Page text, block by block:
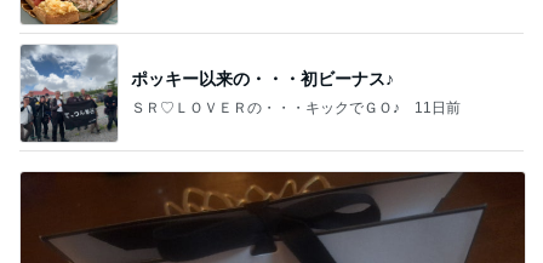
ポッキー以来の・・・初ビーナス♪
ＳＲ♡ＬＯＶＥＲの・・・キックでＧＯ♪ 11日前